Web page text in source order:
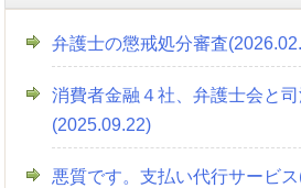
弁護士の懲戒処分審査
消費者金融４社、弁護士会と
(2025.09.22)
悪質です。支払い代行サービ